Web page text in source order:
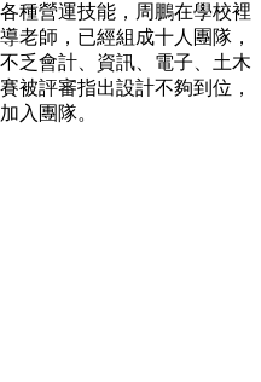
種營運技能，周鵬在學校裡
老師，已經組成十人團隊，
乏會計、資訊、電子、土木
被評審指出設計不夠到位，
入團隊。